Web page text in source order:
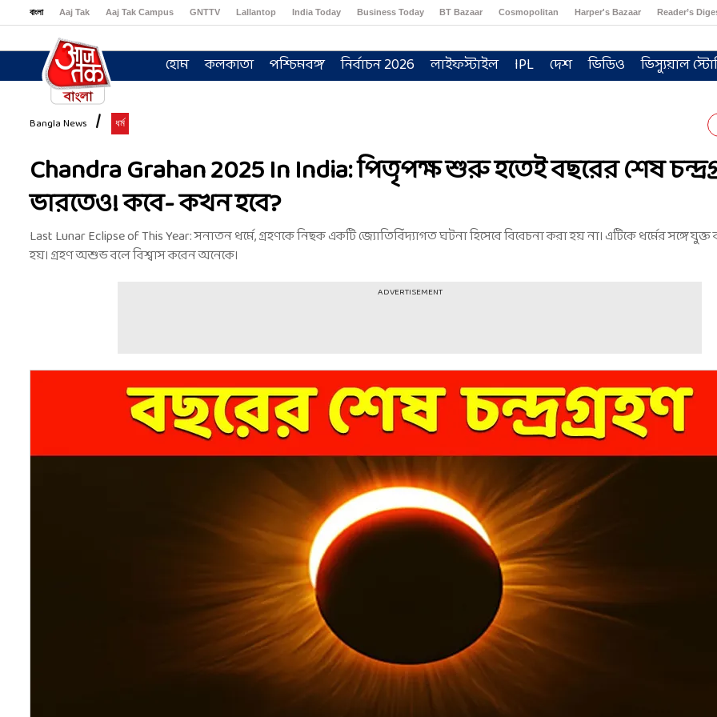
বাংলা Aaj Tak Aaj Tak Campus GNTTV Lallantop India Today Business Today BT Bazaar Cosmopolitan Harper's Bazaar Reader’s
হোম কলকাতা পশ্চিমবঙ্গ নির্বাচন 2026 লাইফস্টাইল IPL দেশ ভিডিও ভিস্যুয়াল
Bangla News ধর্ম
Chandra Grahan 2025 In India: পিতৃপক্ষ শুরু হতেই বছরের শেষ
ভারতেও! কবে- কখন হবে?
Last Lunar Eclipse of This Year: সনাতন ধর্মে, গ্রহণকে নিছক একটি জ্যোতির্বিদ্যাগত ঘটনা হিসেবে বিবেচনা করা হয় না। এটিকে ধর্মের সঙ্গে
হয়। গ্রহণ অশুভ বলে বিশ্বাস করেন অনেকে।
ADVERTISEMENT